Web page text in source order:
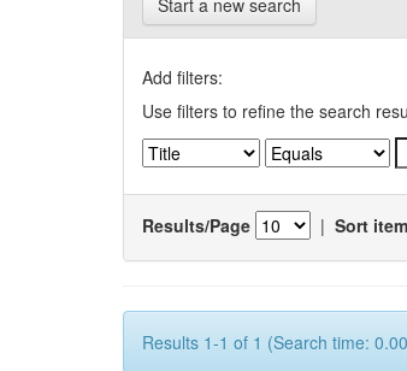
Start a new search
Add filters:
Use filters to refine the search
Results/Page | Sort
Results 1-1 of 1 (Search time: